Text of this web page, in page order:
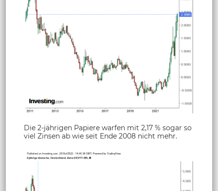
Die 2-jährigen Papiere warfen mit 2,17 % sogar so
viel Zinsen ab wie seit Ende 2008 nicht mehr.